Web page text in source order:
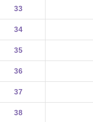
33
34
35
36
37
38